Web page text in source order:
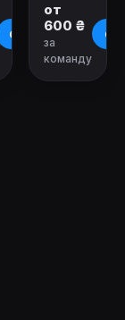
О квесте
от
600 ₴
за
команду
О